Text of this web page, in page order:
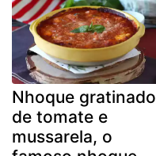
Nhoque gratinado
de tomate e
mussarela, o